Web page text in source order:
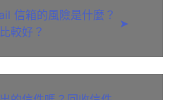
信箱的風險是什麼？
較好？
➤